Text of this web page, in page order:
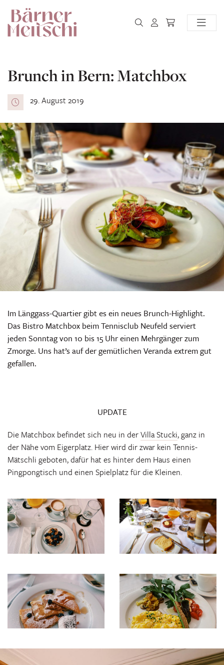
Brunch in Bern: Matchbox
29. August 2019
Im Länggass-Quartier gibt es ein neues Brunch-Highlight.
Das Bistro Matchbox beim Tennisclub Neufeld serviert
jeden Sonntag von 10 bis 15 Uhr einen Mehrgänger zum
Zmorge. Uns hat’s auf der gemütlichen Veranda extrem gut
gefallen.
UPDATE
Die Matchbox befindet sich neu in derVilla Stucki, ganz in
der Nähe vom Eigerplatz. Hier wird dir zwar kein Tennis-
Mätschli geboten, dafür hat es hinter dem Haus einen
Pingpongtisch und einen Spielplatz für die Kleinen.